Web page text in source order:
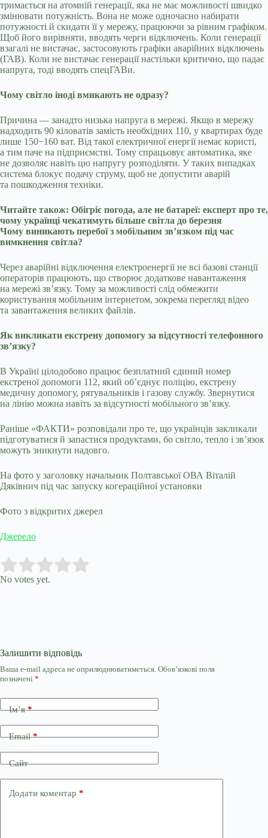
тримається на атомній генерації, яка не має можливості швидко
змінювати потужність. Вона не може одночасно набирати
потужності й скидати її у мережу, працюючи за рівним графіком.
Щоб його вирівняти, вводять черги відключень. Коли генерації
взагалі не вистачає, застосовують графіки аварійних відключень
(ГАВ). Коли не вистачає генерації настільки критично, що падає
напруга, тоді вводять спецГАВи.
Чому світло іноді вмикають не одразу?
Причина — занадто низька напруга в мережі. Якщо в мережу
надходить 90 кіловатів замість необхідних 110, у квартирах буде
лише 150−160 ват. Від такої електричної енергії немає користі,
а тим паче на підприємстві. Тому спрацьовує автоматика, яке
не дозволяє навіть цю напругу розподіляти. У таких випадках
система блокує подачу струму, щоб не допустити аварій
та пошкодження техніки.
Читайте також: Обігріє погода, але не батареї: експерт про те,
чому українці чекатимуть більше світла до березня
Чому виникають перебої з мобільним зв’язком під час
вимкнення світла?
Через аварійні відключення електроенергії не всі базові станції
операторів працюють, що створює додаткове навантаження
на мережі зв’язку. Тому за можливості слід обмежити
користування мобільним інтернетом, зокрема перегляд відео
та завантаження великих файлів.
Як викликати екстрену допомогу за відсутності телефонного
зв’язку?
В Україні цілодобово працює безплатний єдиний номер
екстреної допомоги 112, який об’єднує поліцію, екстрену
медичну допомогу, рятувальників і газову службу. Звернутися
на лінію можна навіть за відсутності мобільного зв’язку.
Раніше «ФАКТИ» розповідали про те, що українців закликали
підготуватися й запастися продуктами, бо світло, тепло і зв’язок
можуть зникнути надовго.
На фото у заголовку начальник Полтавської ОВА Віталій
Дяківнич під час запуску когераційної установки
Фото з відкритих джерел
Джерело
Rate this item:
No votes yet.
Залишити відповідь
Ваша e-mail адреса не оприлюднюватиметься. Обов’язкові поля
позначені *
Ім’я*
Email*
Сайт
Додати коментар *